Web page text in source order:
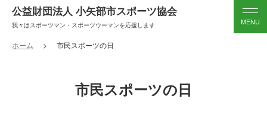
公益財団法人 小矢部市スポーツ協会
我々はスポーツマン・スポーツウーマンを応援します
ホーム 市民スポーツの日
市民スポーツの日